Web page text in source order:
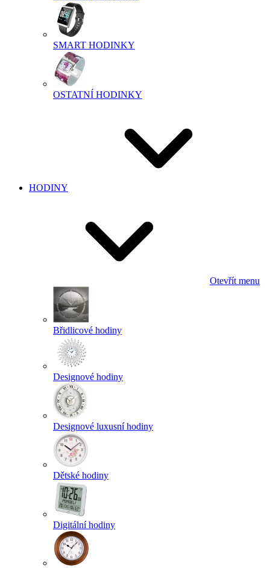
SMART HODINKY
OSTATNÍ HODINKY
HODINY
Otevřít menu
Břidlicové hodiny
Designové hodiny
Designové luxusní hodiny
Dětské hodiny
Digitální hodiny